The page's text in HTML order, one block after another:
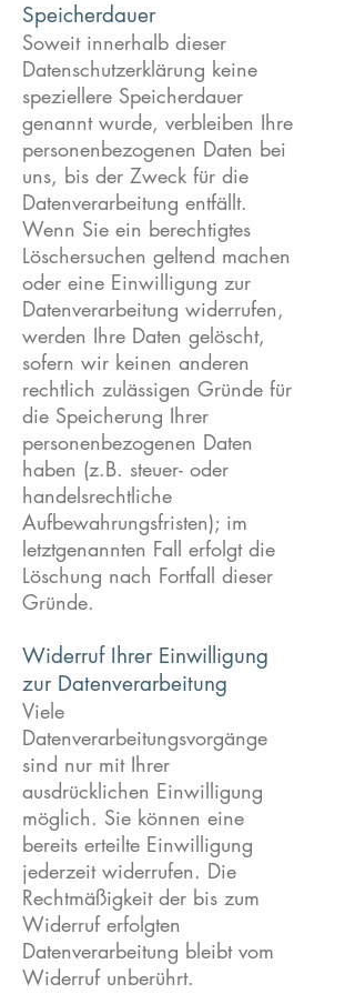
Speicherdauer
Soweit innerhalb dieser
Datenschutzerklärung keine
speziellere Speicherdauer
genannt wurde, verbleiben Ihre
personenbezogenen Daten bei
uns, bis der Zweck für die
Datenverarbeitung entfällt.
Wenn Sie ein berechtigtes
Löschersuchen geltend machen
oder eine Einwilligung zur
Datenverarbeitung widerrufen,
werden Ihre Daten gelöscht,
sofern wir keinen anderen
rechtlich zulässigen Gründe für
die Speicherung Ihrer
personenbezogenen Daten
haben (z.B. steuer- oder
handelsrechtliche
Aufbewahrungsfristen); im
letztgenannten Fall erfolgt die
Löschung nach Fortfall dieser
Gründe.
Widerruf Ihrer Einwilligung
zur Datenverarbeitung
Viele
Datenverarbeitungsvorgänge
sind nur mit Ihrer
ausdrücklichen Einwilligung
möglich. Sie können eine
bereits erteilte Einwilligung
jederzeit widerrufen. Die
Rechtmäßigkeit der bis zum
Widerruf erfolgten
Datenverarbeitung bleibt vom
Widerruf unberührt.